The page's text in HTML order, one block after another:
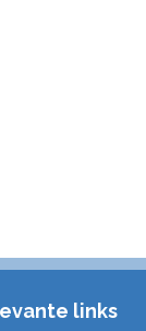
links